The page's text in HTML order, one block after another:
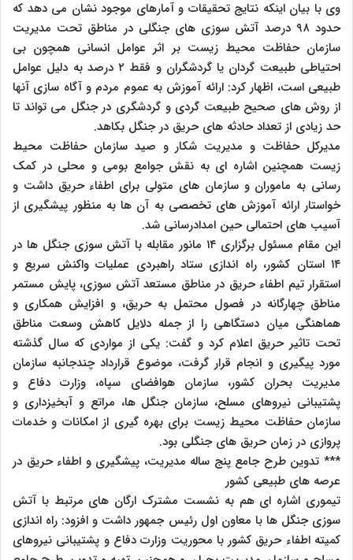
وی با بیان اینکه نتایج تحقیقات و آمارهای موجود نشان می دهد که
حدود ۹۸ درصد آتش سوزی های جنگلی در مناطق تحت مدیریت
سازمان حفاظت محیط زیست بر اثر عوامل انسانی همچون بی
احتیاطی طبیعت گردان یا گردشگران و فقط ۲ درصد به دلیل عوامل
طبیعی است، اظهار کرد: ارائه آموزش به عموم مردم و آگاه سازی آنها
از روش های صحیح طبیعت گردی و گردشگری در جنگل می تواند تا
حد زیادی از تعداد حادثه های حریق در جنگل بکاهد.
مدیرکل حفاظت و مدیریت شکار و صید سازمان حفاظت محیط
زیست همچنین اشاره ای به نقش جوامع بومی و محلی در کمک
رسانی به ماموران و سازمان های متولی برای اطفاء حریق داشت و
خواستار ارائه آموزش های تخصصی به آن ها به منظور پیشگیری از
آسیب های احتمالی حین امدادرسانی شد.
این مقام مسئول برگزاری ۱۴ مانور مقابله با آتش سوزی جنگل ها در
۱۴ استان کشور، راه اندازی ستاد راهبردی عملیات واکنش سریع و
استقرار تیم اطفاء حریق در مناطق مستعد آتش سوزی، پایش مستمر
مناطق چهارگانه در فصول محتمل به حریق، و افزایش همکاری و
هماهنگی میان دستگاهی را از جمله دلایل کاهش وسعت مناطق
تحت تاثیر حریق اعلام کرد و گفت: یکی از مواردی که سال گذشته
مورد پیگیری و انجام قرار گرفت، موضوع قرارداد چندجانبه سازمان
مدیریت بحران کشور، سازمان هوافضای سپاه، وزارت دفاع و
پشتیبانی نیروهای مسلح، سازمان جنگل ها، مراتع و آبخیزداری و
سازمان حفاظت محیط زیست برای بهره گیری از امکانات و خدمات
پروازی در زمان حریق های جنگلی بود.
*** تدوین طرح جامع پنج ساله مدیریت، پیشگیری و اطفاء حریق در
عرصه های طبیعی کشور
تیموری اشاره ای هم به نشست مشترک ارگان های مرتبط با آتش
سوزی جنگل ها با معاون اول رئیس جمهور داشت و افزود: راه اندازی
کمیته اطفاء حریق کشور با محوریت وزارت دفاع و پشتیبانی نیروهای